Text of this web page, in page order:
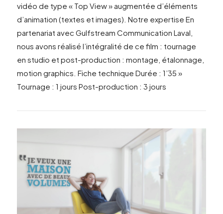
VIEW POST
vidéo de type « Top View » augmentée d’éléments
d’animation (textes et images). Notre expertise En
partenariat avec Gulfstream Communication Laval,
nous avons réalisé l’intégralité de ce film : tournage
en studio et post-production : montage, étalonnage,
motion graphics. Fiche technique Durée : 1’35 »
Tournage : 1 jours Post-production : 3 jours